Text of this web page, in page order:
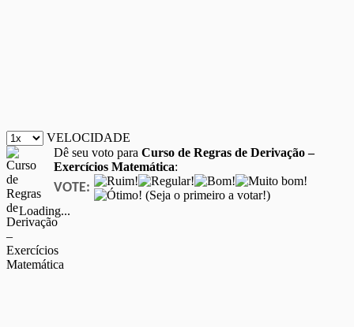
VELOCIDADE
Dê seu voto para Curso de Regras de Derivação –
Exercícios Matemática:
VOTE:
(Seja o primeiro a votar!)
Loading...